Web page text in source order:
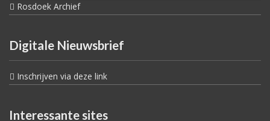
Rosdoek Archief
Digitale Nieuwsbrief
Inschrijven via deze link
Interessante sites